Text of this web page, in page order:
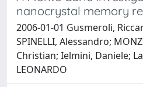
nanocrystal memory
2006-01-01 Gusmeroli,
SPINELLI, Alessandro;
Christian; Ielmini, Daniele;
LEONARDO